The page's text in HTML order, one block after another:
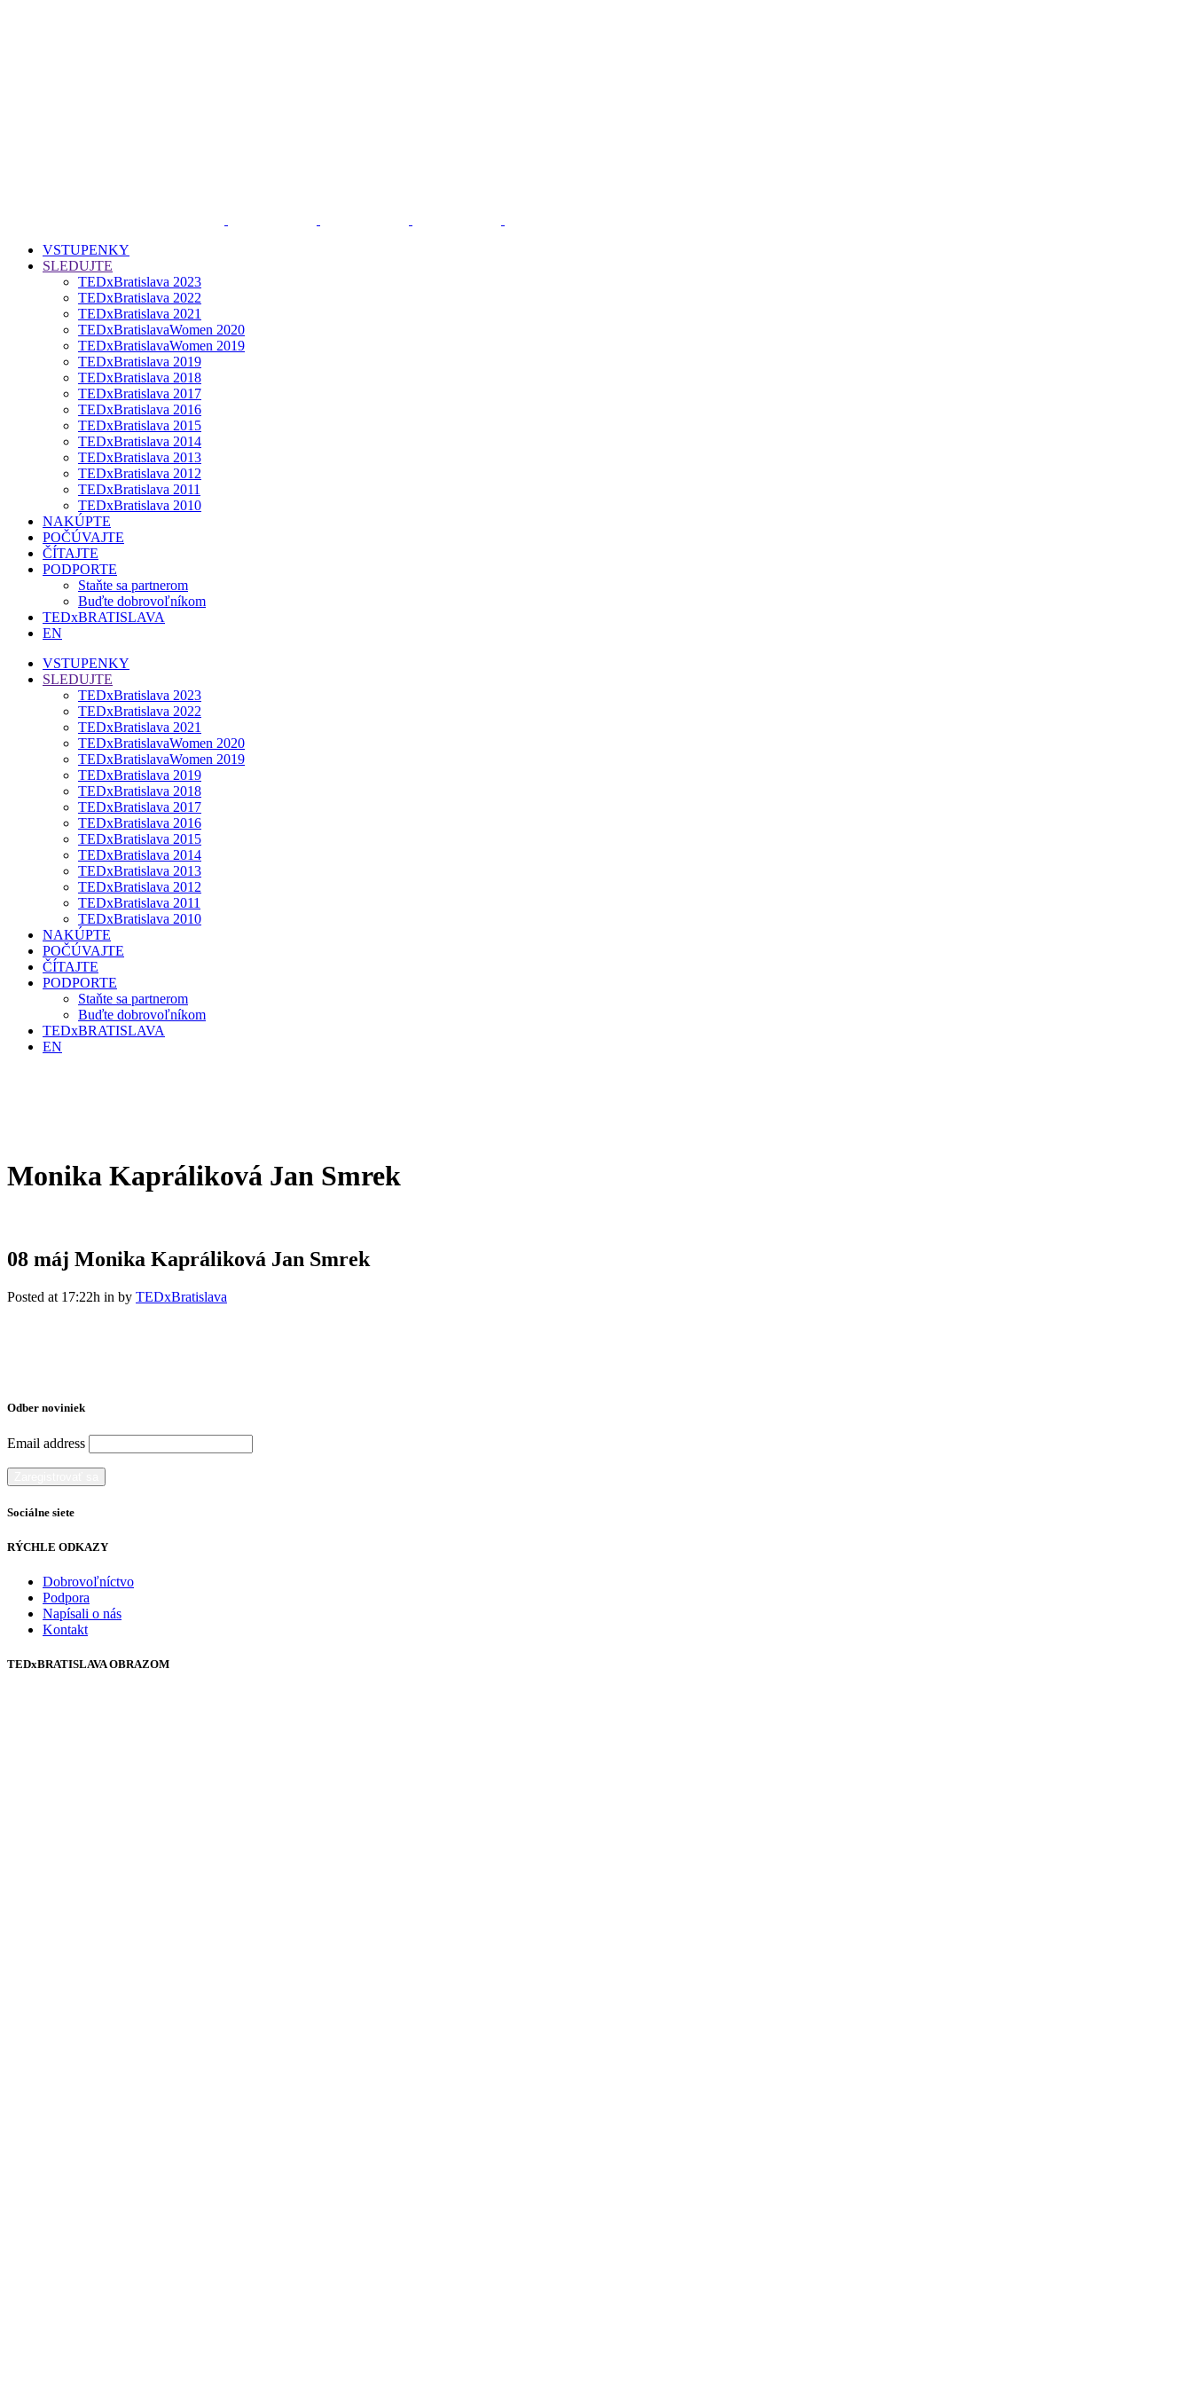
VSTUPENKY
SLEDUJTE
TEDxBratislava 2023
TEDxBratislava 2022
TEDxBratislava 2021
TEDxBratislavaWomen 2020
TEDxBratislavaWomen 2019
TEDxBratislava 2019
TEDxBratislava 2018
TEDxBratislava 2017
TEDxBratislava 2016
TEDxBratislava 2015
TEDxBratislava 2014
TEDxBratislava 2013
TEDxBratislava 2012
TEDxBratislava 2011
TEDxBratislava 2010
NAKÚPTE
POČÚVAJTE
ČÍTAJTE
PODPORTE
Staňte sa partnerom
Buďte dobrovoľníkom
TEDxBRATISLAVA
EN
VSTUPENKY
SLEDUJTE
TEDxBratislava 2023
TEDxBratislava 2022
TEDxBratislava 2021
TEDxBratislavaWomen 2020
TEDxBratislavaWomen 2019
TEDxBratislava 2019
TEDxBratislava 2018
TEDxBratislava 2017
TEDxBratislava 2016
TEDxBratislava 2015
TEDxBratislava 2014
TEDxBratislava 2013
TEDxBratislava 2012
TEDxBratislava 2011
TEDxBratislava 2010
NAKÚPTE
POČÚVAJTE
ČÍTAJTE
PODPORTE
Staňte sa partnerom
Buďte dobrovoľníkom
TEDxBRATISLAVA
EN
Monika Kapráliková Jan Smrek
08 máj Monika Kapráliková Jan Smrek
Posted at 17:22h in by TEDxBratislava
Odber noviniek
Email address
Sociálne siete
RÝCHLE ODKAZY
Dobrovoľníctvo
Podpora
Napísali o nás
Kontakt
TEDxBRATISLAVA OBRAZOM